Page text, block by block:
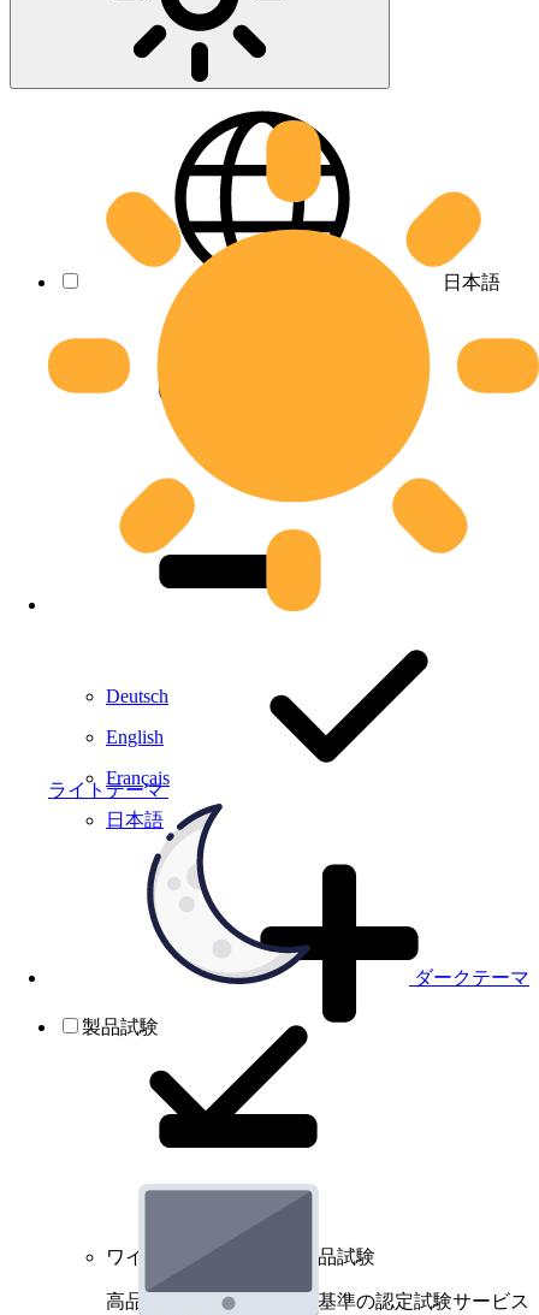
ライトテーマ
ダークテーマ
日本語
Deutsch
English
Français
日本語
製品試験
ワイヤレスデバイスの製品試験
高品質規格に基づく国際基準の認定試験サービス